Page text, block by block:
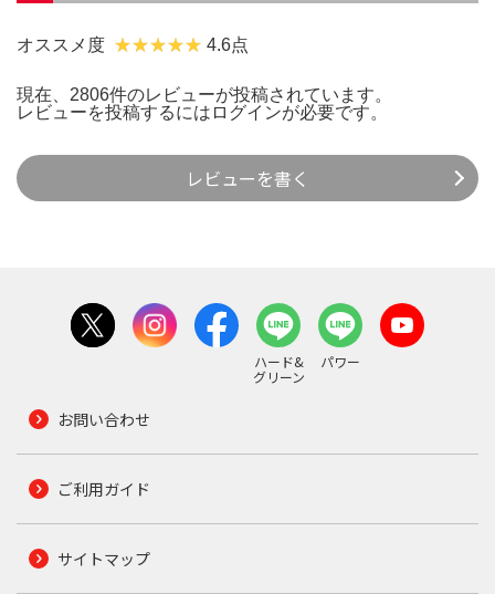
オススメ度 4.6点
現在、2806件のレビューが投稿されています。
レビューを投稿するには ログインが必要です。
レビューを書く
ハード&
グリーン
パワー
お問い合わせ
ご利用ガイド
サイトマップ